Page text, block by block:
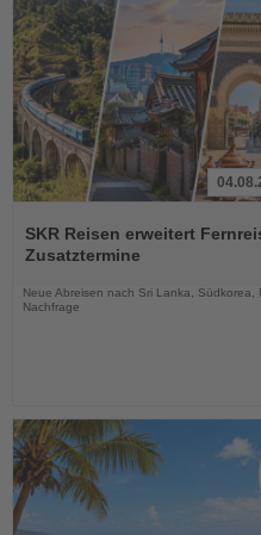
Sie
die
SKR Reisen erweitert
Zusatztermine
Neue Abreisen nach Sri Lanka,
Nachfrage